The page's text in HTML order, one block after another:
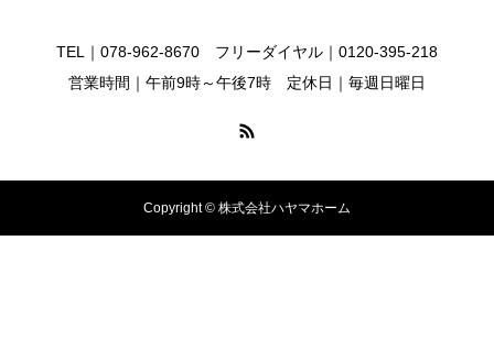
TEL｜078-962-8670 フリーダイヤル｜0120-395-218
営業時間｜午前9時～午後7時 定休日｜毎週日曜日
Copyright © 株式会社ハヤマホーム